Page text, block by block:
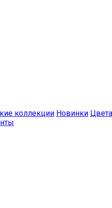
коллекции Новинки Цвета